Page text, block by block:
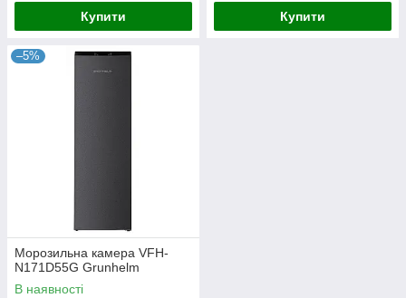
Купити Купити
–5%
Морозильна камера VFH-
N171D55G Grunhelm
В наявності